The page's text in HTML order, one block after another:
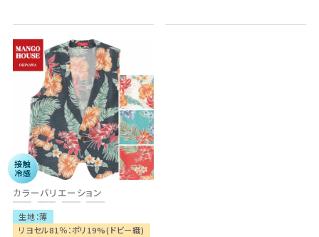
カラーバリエーション
生地：薄
リヨセル81％：ポリ19%(ドビー織)
接触
冷感